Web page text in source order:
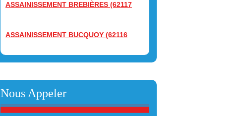
ASSAINISSEMENT BREBIÈRES (62117
ASSAINISSEMENT BUCQUOY (62116
Nous Appeler